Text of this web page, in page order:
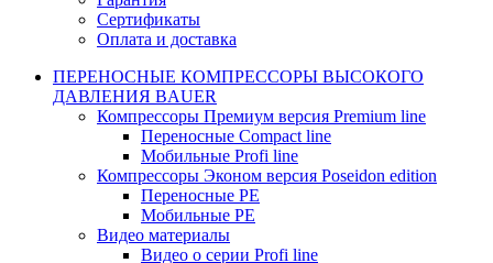
Сертификаты
Оплата и доставка
ПЕРЕНОСНЫЕ КОМПРЕССОРЫ ВЫСОКОГО
ДАВЛЕНИЯ BAUER
Компрессоры Премиум версия Premium line
Переносные Compact line
Мобильные Profi line
Компрессоры Эконом версия Poseidon edition
Переносные PE
Мобильные PE
Видео материалы
Видео о серии Profi line